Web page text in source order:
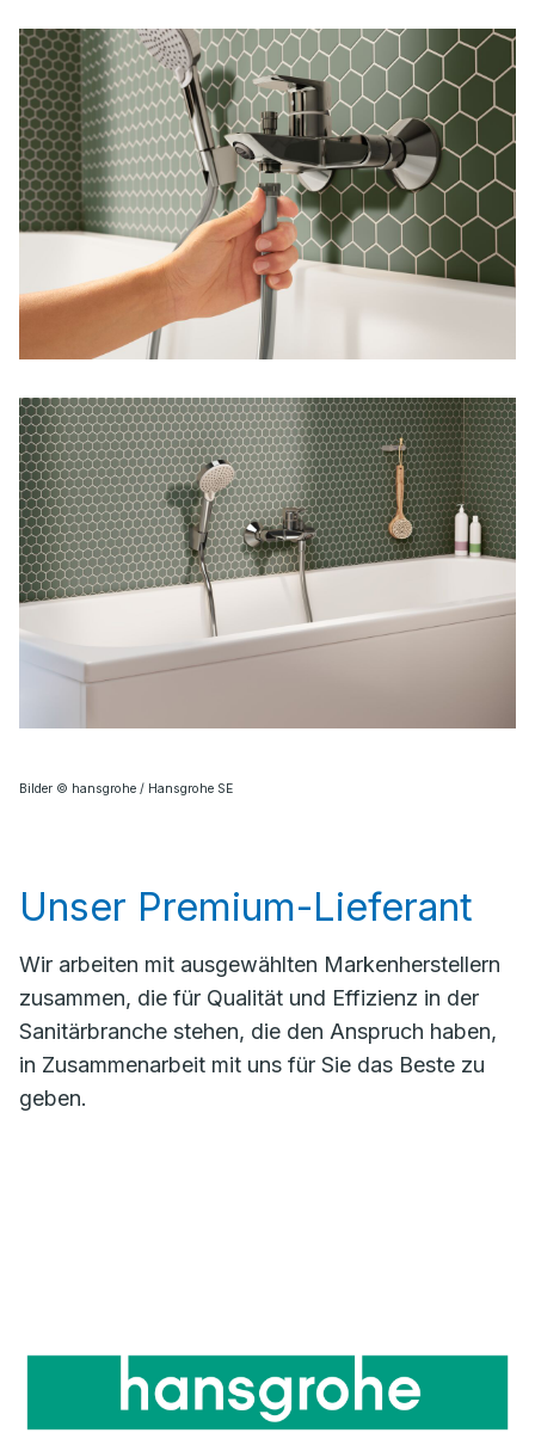
Bilder © hansgrohe / Hansgrohe SE
Unser Premium-Lieferant
Wir arbeiten mit ausgewählten Markenherstellern
zusammen, die für Qualität und Effizienz in der
Sanitärbranche stehen, die den Anspruch haben,
in Zusammenarbeit mit uns für Sie das Beste zu
geben.